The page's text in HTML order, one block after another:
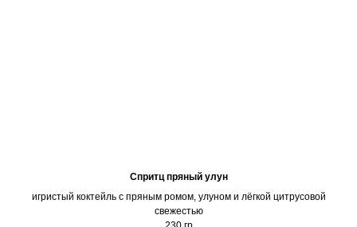
Спритц пряный улун
игристый коктейль с пряным ромом, улуном и лёгкой цитрусовой
свежестью